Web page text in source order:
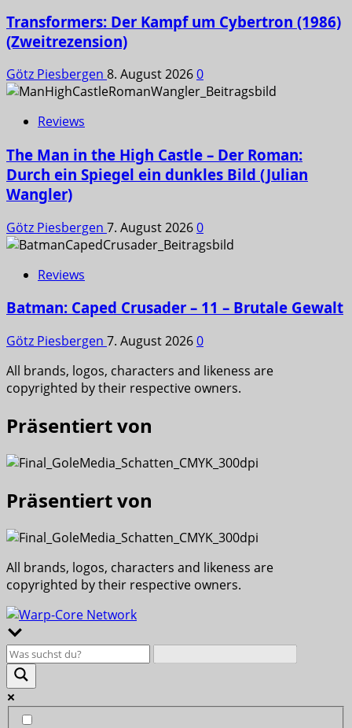
Transformers: Der Kampf um Cybertron (1986)
(Zweitrezension)
Götz Piesbergen 8. August 20260
Reviews
The Man in the High Castle – Der Roman:
Durch ein Spiegel ein dunkles Bild (Julian
Wangler)
Götz Piesbergen 7. August 20260
Reviews
Batman: Caped Crusader – 11 – Brutale Gewalt
Götz Piesbergen 7. August 20260
All brands, logos, characters and likeness are
copyrighted by their respective owners.
Präsentiert von
Präsentiert von
All brands, logos, characters and likeness are
copyrighted by their respective owners.